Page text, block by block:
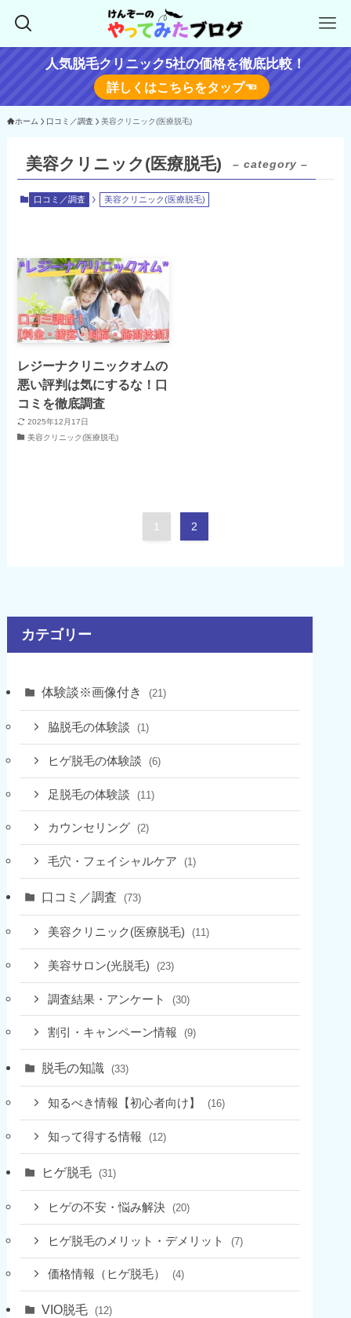
人気脱毛クリニック5社の価格を徹底比較！
詳しくはこちらをタップ☜
ホーム 口コミ／調査 美容クリニック(医療脱毛)
美容クリニック(医療脱毛) – category –
口コミ／調査 美容クリニック(医療脱毛)
レジーナクリニックオムの
悪い評判は気にするな！口
コミを徹底調査
2025年12月17日
美容クリニック(医療脱毛)
1 2
カテゴリー
体験談※画像付き (21)
脇脱毛の体験談 (1)
ヒゲ脱毛の体験談 (6)
足脱毛の体験談 (11)
カウンセリング (2)
毛穴・フェイシャルケア (1)
口コミ／調査 (73)
美容クリニック(医療脱毛) (11)
美容サロン(光脱毛) (23)
調査結果・アンケート (30)
割引・キャンペーン情報 (9)
脱毛の知識 (33)
知るべき情報【初心者向け】 (16)
知って得する情報 (12)
ヒゲ脱毛 (31)
ヒゲの不安・悩み解決 (20)
ヒゲ脱毛のメリット・デメリット (7)
価格情報（ヒゲ脱毛） (4)
VIO脱毛 (12)